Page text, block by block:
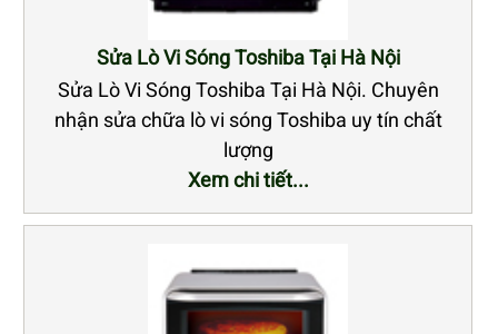
Sửa Lò Vi Sóng Toshiba Tại Hà Nội
Sửa Lò Vi Sóng Toshiba Tại Hà Nội. Chuyên
nhận sửa chữa lò vi sóng Toshiba uy tín chất
lượng
Xem chi tiết...